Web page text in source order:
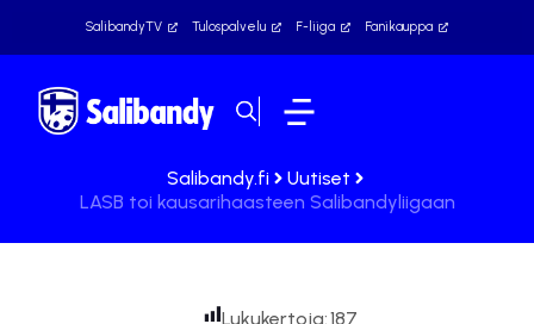
SalibandyTV Tulospalvelu F-liiga Fanikauppa
Salibandy.fi
Uutiset
LASB toi kausarihaasteen Salibandyliigaan
Lukukertoja:187